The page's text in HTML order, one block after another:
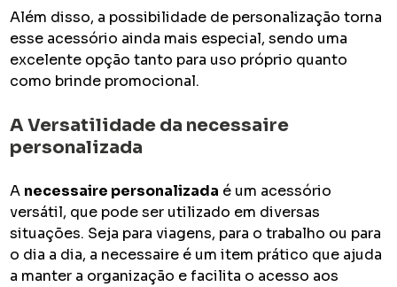
Além disso, a possibilidade de personalização torna
esse acessório ainda mais especial, sendo uma
excelente opção tanto para uso próprio quanto
como brinde promocional.
A Versatilidade da necessaire
personalizada
A necessaire personalizada é um acessório
versátil, que pode ser utilizado em diversas
situações. Seja para viagens, para o trabalho ou para
o dia a dia, a necessaire é um item prático que ajuda
a manter a organização e facilita o acesso aos